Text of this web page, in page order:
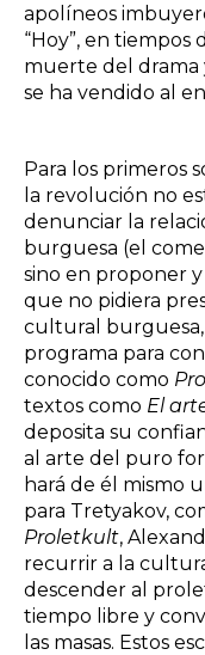
apolíneos
“Hoy”, en tiempos
muerte del drama
se ha vendido al
Para los primeros
la revolución no
denunciar la
burguesa (el
sino en proponer
que no pidiera
cultural burguesa,
programa para
conocido como
textos como El
deposita su
al arte del puro
hará de él mismo
para Tretyakov,
Proletkult,
recurrir a la
descender al
tiempo libre y
las masas. Estos